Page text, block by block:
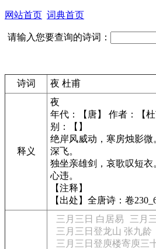
网站首页 词典首页
请输入您要查询的诗词：
诗词 夜 杜甫
释义
夜
年代：【唐】 作者：【
别：【】
绝岸风威动，寒房烛影
深飞。
独坐亲雄剑，哀歌叹短
心违。
【注释】
【出处】全唐诗：卷
三月三日 白居易
三月
三月三日登龙山 张九龄
三月三日登庾楼寄庾三